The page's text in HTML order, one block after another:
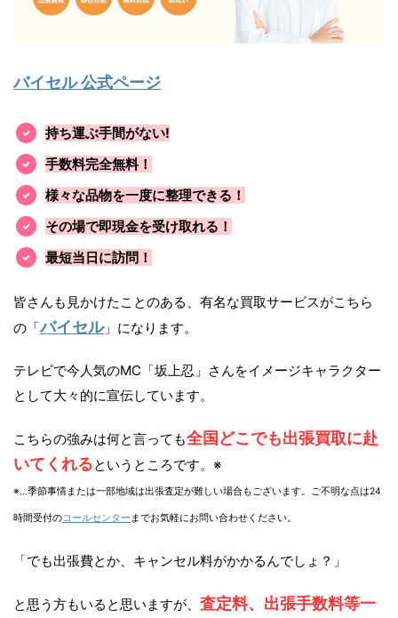
バイセル 公式ページ
持ち運ぶ手間がない!
手数料完全無料！
様々な品物を一度に整理できる！
その場で即現金を受け取れる！
最短当日に訪問！
皆さんも見かけたことのある、有名な買取サービスがこちら
の「バイセル」になります。
テレビで今人気のMC「坂上忍」さんをイメージキャラクター
として大々的に宣伝しています。
こちらの強みは何と言っても全国どこでも出張買取に赴
いてくれるというところです。※
※…季節事情または一部地域は出張査定が難しい場合もございます。ご不明な点は24
時間受付のコールセンター までお気軽にお問い合わせください。
「でも出張費とか、キャンセル料がかかるんでしょ？」
と思う方もいると思いますが、 査定料、出張手数料等一